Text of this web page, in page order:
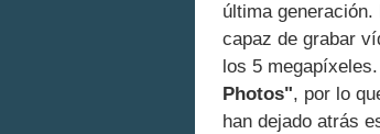
última
capaz de grabar
los 5
Photos", por lo
han dejado atrás